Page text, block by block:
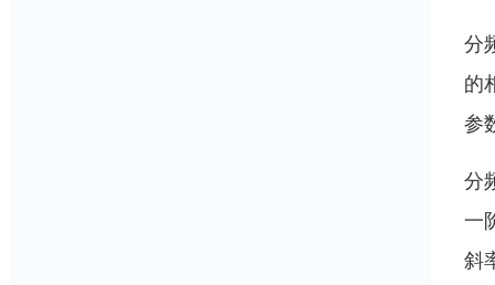
分
的
参
分
一
斜